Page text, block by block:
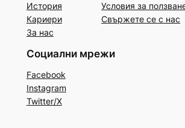
История
Кариери
За нас
Условия за
Свържете се с нас
Социални мрежи
Facebook
Instagram
Twitter/X